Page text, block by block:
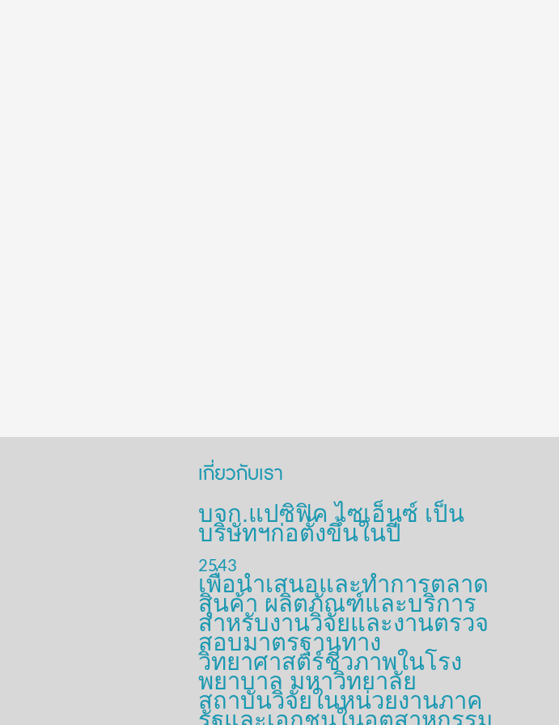
เกี่ยวกับเรา
บจก.แปซิฟิค ไซเอ็นซ์ เป็น
บริษัทฯก่อตั้งขึ้นในปี
2543
เพื่อนำเสนอและทำการตลาด
สินค้า ผลิตภัณฑ์และบริการ
สำหรับงานวิจัยและงานตรวจ
สอบมาตรฐานทาง
วิทยาศาสตร์ชีวภาพในโรง
พยาบาล มหาวิทยาลัย
สถาบันวิจัยในหน่วยงานภาค